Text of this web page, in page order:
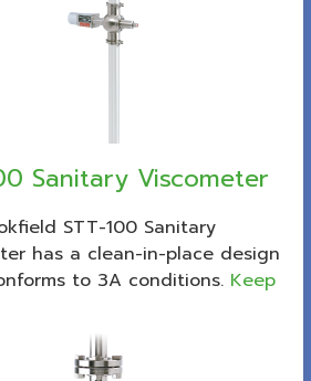
Sanitary Viscometer
STT-100 Sanitary
has a clean-in-place design
to 3A conditions. Keep